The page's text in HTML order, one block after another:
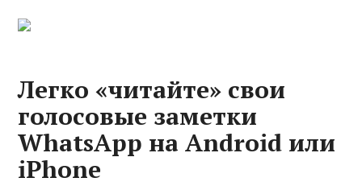
Легко «читайте» свои
голосовые заметки
WhatsApp на Android или
iPhone